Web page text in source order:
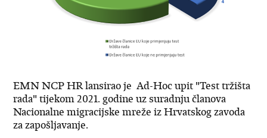
EMN NCP HR lansirao je Ad-Hoc upit "Test tržišta
rada" tijekom 2021. godine uz suradnju članova
Nacionalne migracijske mreže iz Hrvatskog zavoda
za zapošljavanje.